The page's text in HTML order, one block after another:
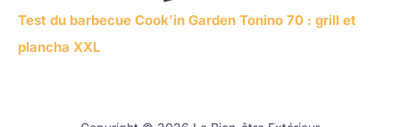
Test du barbecue Cook’in Garden Tonino 70 : grill et
plancha XXL